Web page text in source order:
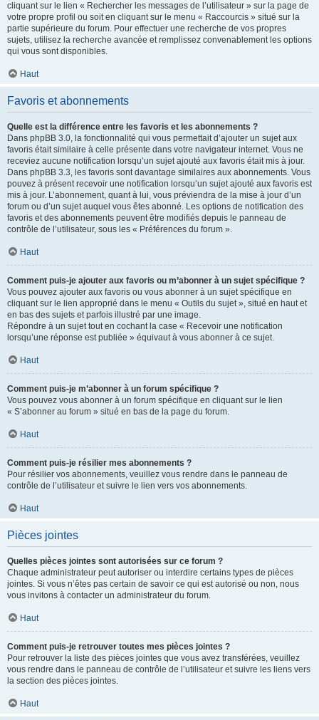
cliquant sur le lien « Rechercher les messages de l’utilisateur » sur la page de
votre propre profil ou soit en cliquant sur le menu « Raccourcis » situé sur la
partie supérieure du forum. Pour effectuer une recherche de vos propres
sujets, utilisez la recherche avancée et remplissez convenablement les options
qui vous sont disponibles.
Haut
Favoris et abonnements
Quelle est la différence entre les favoris et les abonnements ?
Dans phpBB 3.0, la fonctionnalité qui vous permettait d’ajouter un sujet aux
favoris était similaire à celle présente dans votre navigateur internet. Vous ne
receviez aucune notification lorsqu’un sujet ajouté aux favoris était mis à jour.
Dans phpBB 3.3, les favoris sont davantage similaires aux abonnements. Vous
pouvez à présent recevoir une notification lorsqu’un sujet ajouté aux favoris est
mis à jour. L’abonnement, quant à lui, vous préviendra de la mise à jour d’un
forum ou d’un sujet auquel vous êtes abonné. Les options de notification des
favoris et des abonnements peuvent être modifiés depuis le panneau de
contrôle de l’utilisateur, sous les « Préférences du forum ».
Haut
Comment puis-je ajouter aux favoris ou m’abonner à un sujet spécifique ?
Vous pouvez ajouter aux favoris ou vous abonner à un sujet spécifique en
cliquant sur le lien approprié dans le menu « Outils du sujet », situé en haut et
en bas des sujets et parfois illustré par une image.
Répondre à un sujet tout en cochant la case « Recevoir une notification
lorsqu’une réponse est publiée » équivaut à vous abonner à ce sujet.
Haut
Comment puis-je m’abonner à un forum spécifique ?
Vous pouvez vous abonner à un forum spécifique en cliquant sur le lien
« S’abonner au forum » situé en bas de la page du forum.
Haut
Comment puis-je résilier mes abonnements ?
Pour résilier vos abonnements, veuillez vous rendre dans le panneau de
contrôle de l’utilisateur et suivre le lien vers vos abonnements.
Haut
Pièces jointes
Quelles pièces jointes sont autorisées sur ce forum ?
Chaque administrateur peut autoriser ou interdire certains types de pièces
jointes. Si vous n’êtes pas certain de savoir ce qui est autorisé ou non, nous
vous invitons à contacter un administrateur du forum.
Haut
Comment puis-je retrouver toutes mes pièces jointes ?
Pour retrouver la liste des pièces jointes que vous avez transférées, veuillez
vous rendre dans le panneau de contrôle de l’utilisateur et suivre les liens vers
la section des pièces jointes.
Haut